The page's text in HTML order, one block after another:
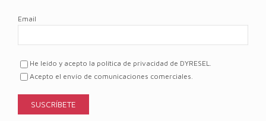
Email
He leído y acepto la política de privacidad de DYRESEL.
Acepto el envío de comunicaciones comerciales.